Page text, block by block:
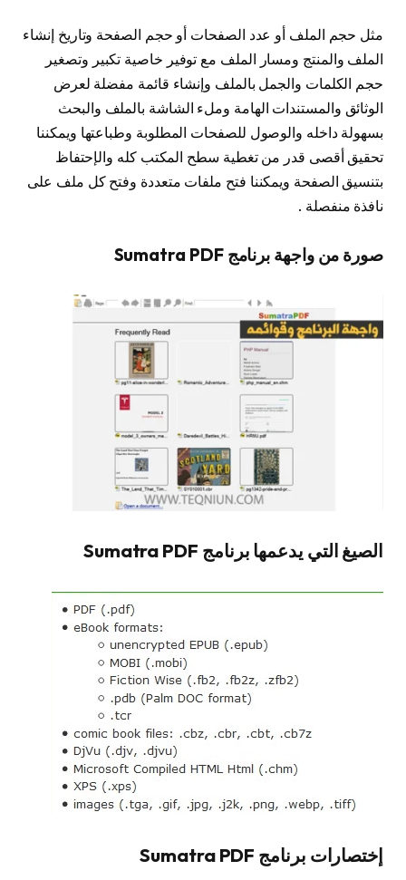
مثل حجم الملف أو عدد الصفحات أو حجم الصفحة وتاريخ إنشاء
الملف والمنتج ومسار الملف مع توفير خاصية تكبير وتصغير
حجم الكلمات والجمل بالملف وإنشاء قائمة مفضلة لعرض
الوثائق والمستندات الهامة وملء الشاشة بالملف والبحث
بسهولة داخله والوصول للصفحات المطلوبة وطباعتها ويمكننا
تحقيق أقصى قدر من تغطية سطح المكتب كله والإحتفاظ
بتنسيق الصفحة ويمكننا فتح ملفات متعددة وفتح كل ملف على
نافذة منفصلة .
صورة من واجهة برنامج Sumatra PDF
الصيغ التي يدعمها برنامج Sumatra PDF
إختصارات برنامج Sumatra PDF